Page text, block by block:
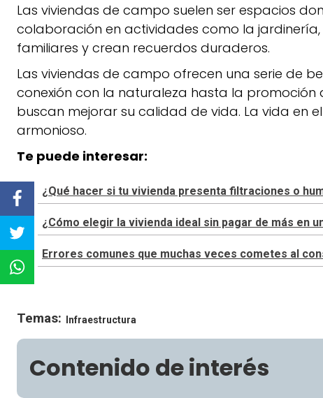
Las viviendas de campo suelen ser espacios
colaboración en actividades como la
familiares y crean recuerdos duraderos.
Las viviendas de campo ofrecen una serie de
conexión con la naturaleza hasta la promoción
buscan mejorar su calidad de vida. La vida en
armonioso.
Te puede interesar:
¿Qué hacer si tu vivienda presenta filtraciones o
¿Cómo elegir la vivienda ideal sin pagar de más en
Errores comunes que muchas veces cometes al
Temas: Infraestructura
Contenido de interés